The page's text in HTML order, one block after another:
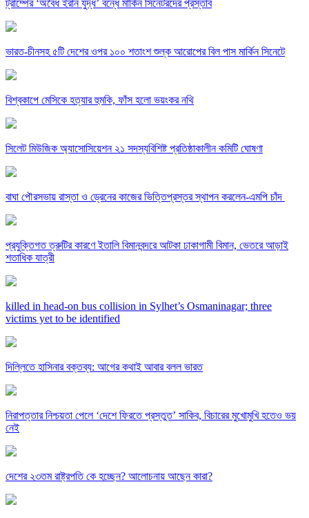
ট্রাম্পের ‘অবৈধ ইরান যুদ্ধ’ বন্ধে মার্কিন সিনেটরদের প্রস্তাব
ভারত-চীনসহ ৫টি দেশের ওপর ১০০ শতাংশ শুল্ক আরোপের বিল পাস মার্কিন সিনেটে
বিশ্বকাপে মেসিকে হত্যার হুমকি, ফাঁস হলো ভয়ংকর নথি
সিলেট মিউজিক অ্যাসোসিয়েশন ২১ সদস্যবিশিষ্ট প্রতিষ্ঠাকালীন কমিটি ঘোষণা
বাঘা পৌরসভায় রাস্তা ও ড্রেনের কাজের ভিত্তিপ্রস্তর স্থাপন করলেন-এমপি চাঁদ
প্রযুক্তিগত ত্রুটির কারণে ইতালি বিমানবন্দরে আটকা ঢাকাগামী বিমান, ভেতরে আড়াই
শতাধিক যাত্রী
killed in head-on bus collision in Sylhet’s Osmaninagar; three
victims yet to be identified
দিল্লিতে হাসিনার বক্তব্য: আগের কথাই আবার বলল ভারত
নিরাপত্তার নিশ্চয়তা পেলে ‘দেশে ফিরতে প্রস্তুত’ সাকিব, বিচারের মুখোমুখি হতেও ভয়
নেই
দেশের ২৩তম রাষ্ট্রপতি কে হচ্ছেন? আলোচনায় আছেন কারা?